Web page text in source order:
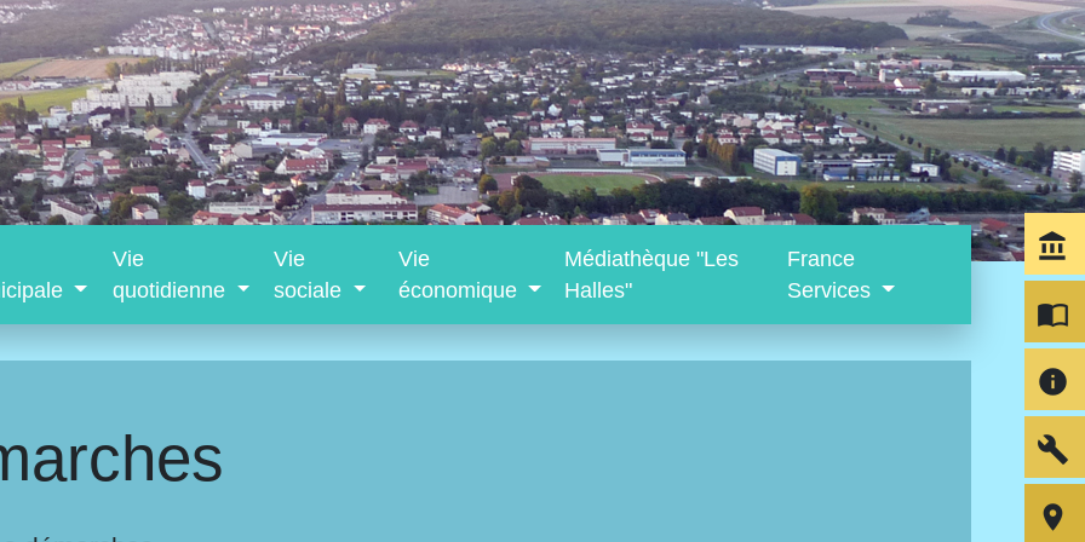
Vie
quotidienne
Vie
sociale
Vie
économique
Médiathèque "Les
Halles"
France
Services
account_balance
import_contacts
info
build
room